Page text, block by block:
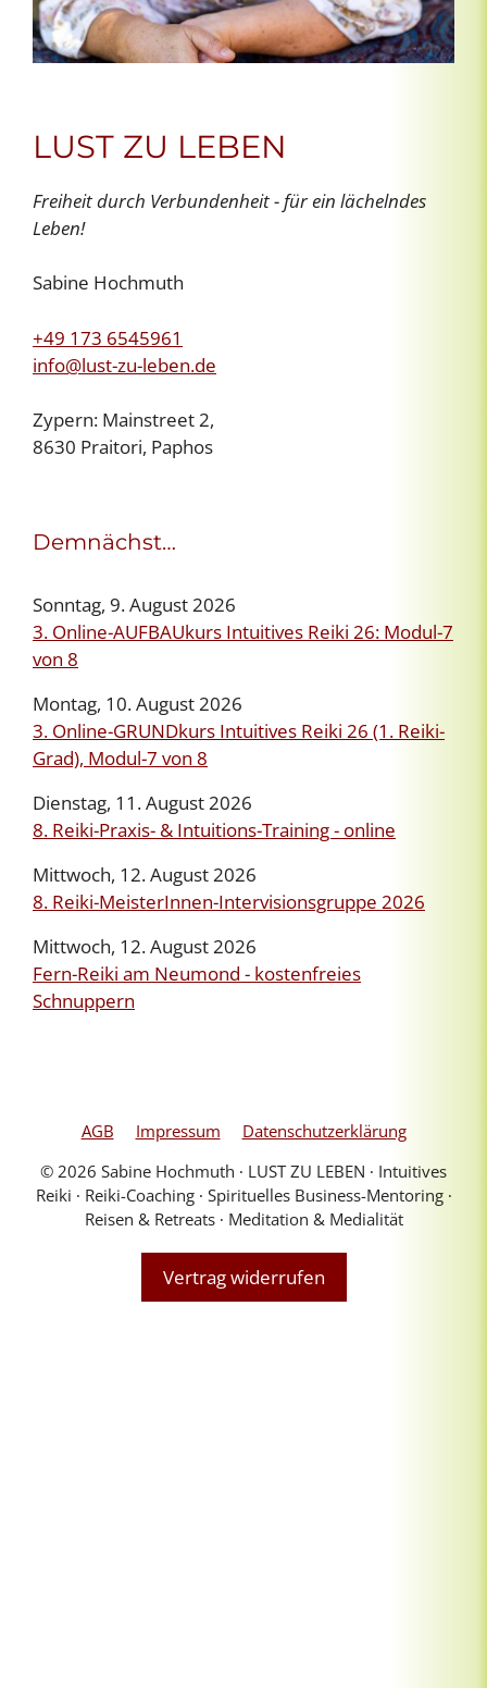
LUST ZU LEBEN
Freiheit durch Verbundenheit - für ein lächelndes
Leben!
Sabine Hochmuth
+49 173 6545961
info@lust-zu-leben.de
Zypern: Mainstreet 2,
8630 Praitori, Paphos
Demnächst…
Sonntag, 9. August 2026
3. Online-AUFBAUkurs Intuitives Reiki 26: Modul-7
von 8
Montag, 10. August 2026
3. Online-GRUNDkurs Intuitives Reiki 26 (1. Reiki-
Grad), Modul-7 von 8
Dienstag, 11. August 2026
8. Reiki-Praxis- & Intuitions-Training - online
Mittwoch, 12. August 2026
8. Reiki-MeisterInnen-Intervisionsgruppe 2026
Mittwoch, 12. August 2026
Fern-Reiki am Neumond - kostenfreies
Schnuppern
AGB Impressum
Datenschutzerklärung
© 2026 Sabine Hochmuth ∙ LUST ZU LEBEN ∙ Intuitives
Reiki ∙ Reiki-Coaching ∙ Spirituelles Business-Mentoring ∙
Reisen & Retreats ∙ Meditation & Medialität
Vertrag widerrufen